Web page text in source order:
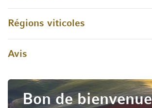
Régions viticoles
Avis
Bon de